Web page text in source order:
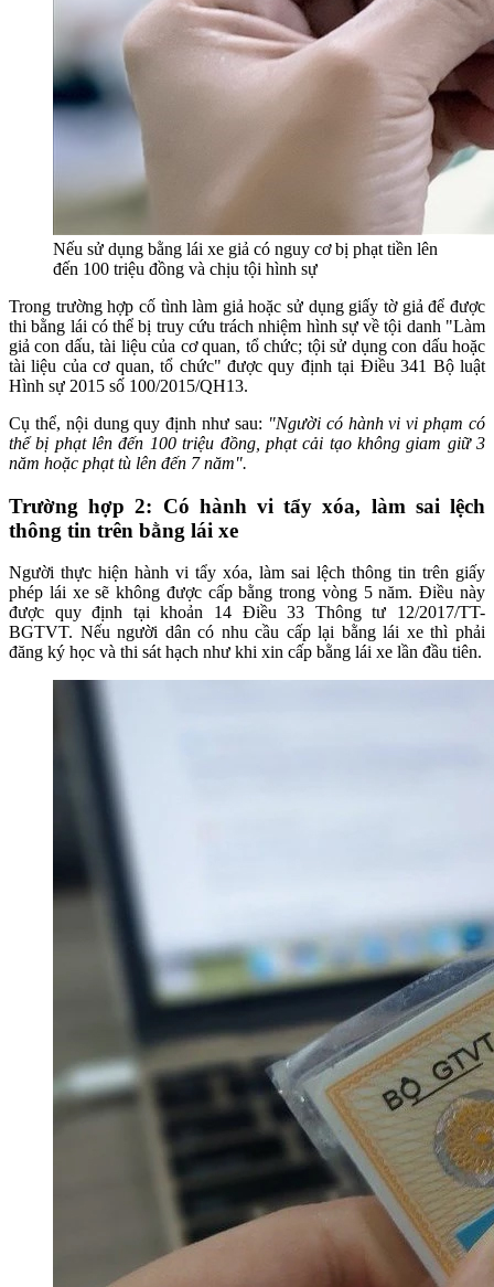
Nếu sử dụng bằng lái xe giả có nguy cơ bị phạt tiền lên
đến 100 triệu đồng và chịu tội hình sự
Trong trường hợp cố tình làm giả hoặc sử dụng giấy tờ giả để được
thi bằng lái có thể bị truy cứu trách nhiệm hình sự về tội danh "Làm
giả con dấu, tài liệu của cơ quan, tổ chức; tội sử dụng con dấu hoặc
tài liệu của cơ quan, tổ chức" được quy định tại Điều 341 Bộ luật
Hình sự 2015 số 100/2015/QH13.
Cụ thể, nội dung quy định như sau: "Người có hành vi vi phạm có
thể bị phạt lên đến 100 triệu đồng, phạt cải tạo không giam giữ 3
năm hoặc phạt tù lên đến 7 năm".
Trường hợp 2: Có hành vi tẩy xóa, làm sai lệch
thông tin trên bằng lái xe
Người thực hiện hành vi tẩy xóa, làm sai lệch thông tin trên giấy
phép lái xe sẽ không được cấp bằng trong vòng 5 năm. Điều này
được quy định tại khoản 14 Điều 33 Thông tư 12/2017/TT-
BGTVT. Nếu người dân có nhu cầu cấp lại bằng lái xe thì phải
đăng ký học và thi sát hạch như khi xin cấp bằng lái xe lần đầu tiên.